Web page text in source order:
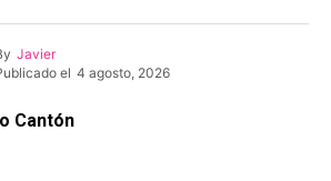
Javier
el 4 agosto, 2026
Cantón